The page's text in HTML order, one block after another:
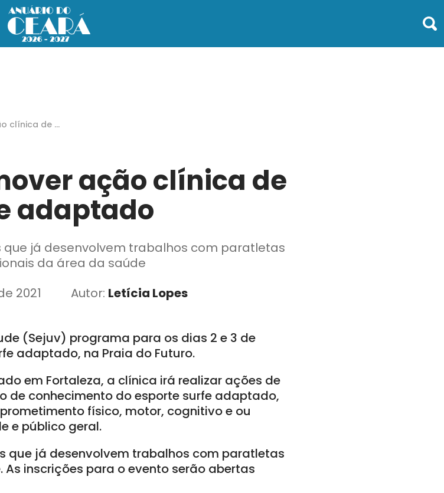
clínica de s
ação clínica de
adaptado
que já desenvolvem trabalhos com paratletas
da área da saúde
2021
Autor: Letícia Lopes
(Sejuv) programa para os dias 2 e 3 de
adaptado, na Praia do Futuro.
em Fortaleza, a clínica irá realizar ações de
de conhecimento do esporte surfe adaptado,
físico, motor, cognitivo e ou
e público geral.
que já desenvolvem trabalhos com paratletas
inscrições para o evento serão abertas